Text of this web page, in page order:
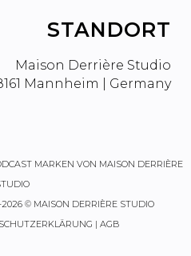
STANDORT
Maison Derrière Studio
Mannheim | Germany
MARKEN VON MAISON DERRIÈRE
© MAISON DERRIÈRE STUDIO
| AGB